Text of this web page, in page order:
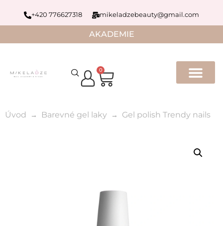
+420 776627318 mikeladzebeauty@gmail.com
AKADEMIE
0
Úvod Barevné gel laky Gel polish Trendy nails